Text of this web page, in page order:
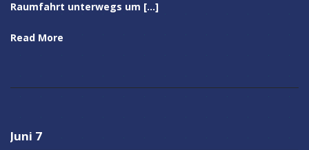
Raumfahrt unterwegs um […]
Read More
Juni 7